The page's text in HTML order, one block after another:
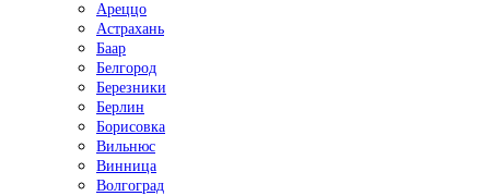
Ареццо
Астрахань
Баар
Белгород
Березники
Берлин
Борисовка
Вильнюс
Винница
Волгоград